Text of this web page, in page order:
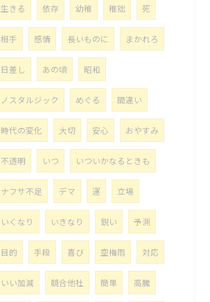
生きる 依存 幼稚 稚拙 死
相手 感情 長いものに まかれろ
日差し あの頃 昭和
ノスタルジック めぐる 間違い
時代の変化 大切 安心 おやすみ
不透明 いつ いついかなるときも
ナフサ不足 デマ 運 立場
いくなり いきなり 鋭い 予測
目的 手段 喜び 空梅雨 対応
いい加減 競合他社 簡単 高騰